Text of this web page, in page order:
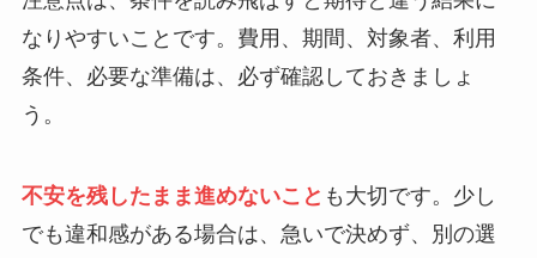
なりやすいことです。費用、期間、対象者、利用
条件、必要な準備は、必ず確認しておきましょ
う。
不安を残したまま進めないこと も大切です。少し
でも違和感がある場合は、急いで決めず、別の選